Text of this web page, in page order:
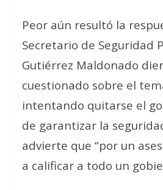
Peor aún resultó la
Secretario de Seguridad
Gutiérrez Maldonado
cuestionado sobre el
intentando quitarse el
de garantizar la
advierte que “por un
a calificar a todo un